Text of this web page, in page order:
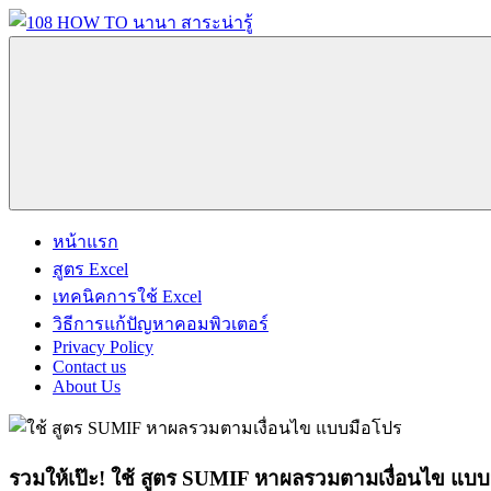
Skip
to
รู้
การ
และ
อื่นๆ
มากมาย
Menu
หน้าแรก
สูตร Excel
เทคนิคการใช้ Excel
วิธีการแก้ปัญหาคอมพิวเตอร์
Privacy Policy
Contact us
About Us
รวมให้เป๊ะ! ใช้ สูตร SUMIF หาผลรวมตามเงื่อนไข แบ